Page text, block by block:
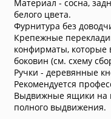
Материал - сосна,
белого цвета.
Фурнитура без
Крепежные
конфирматы, которые
боковин (см. схему
Ручки - деревянные
Рекомендуется
Выдвижные ящики на
полного выдвижения.